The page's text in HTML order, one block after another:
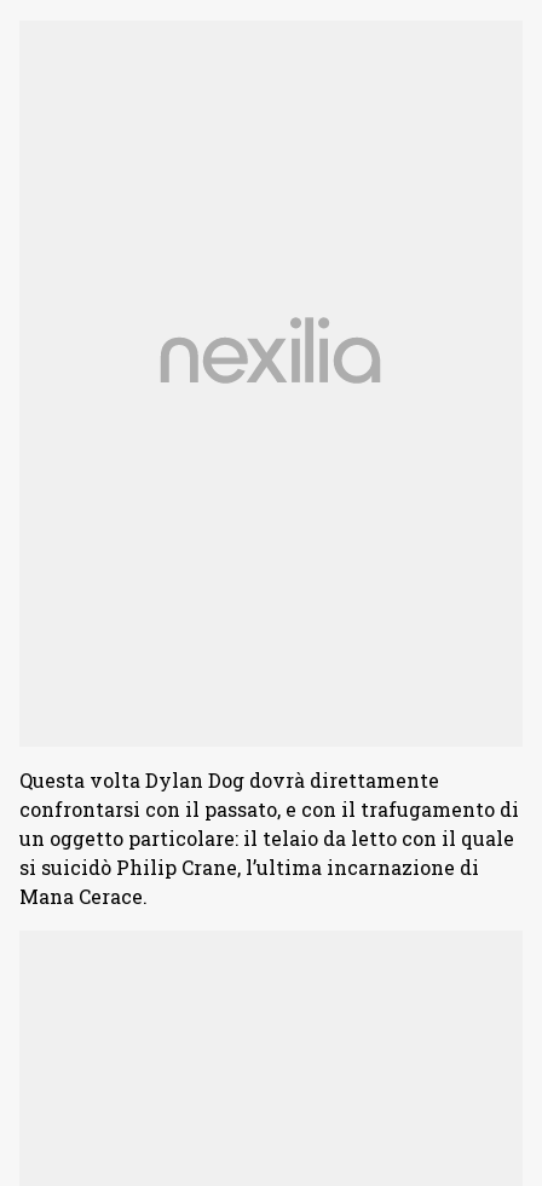
Questa volta Dylan Dog dovrà direttamente
confrontarsi con il passato, e con il trafugamento di
un oggetto particolare: il telaio da letto con il quale
si suicidò Philip Crane, l’ultima incarnazione di
Mana Cerace.